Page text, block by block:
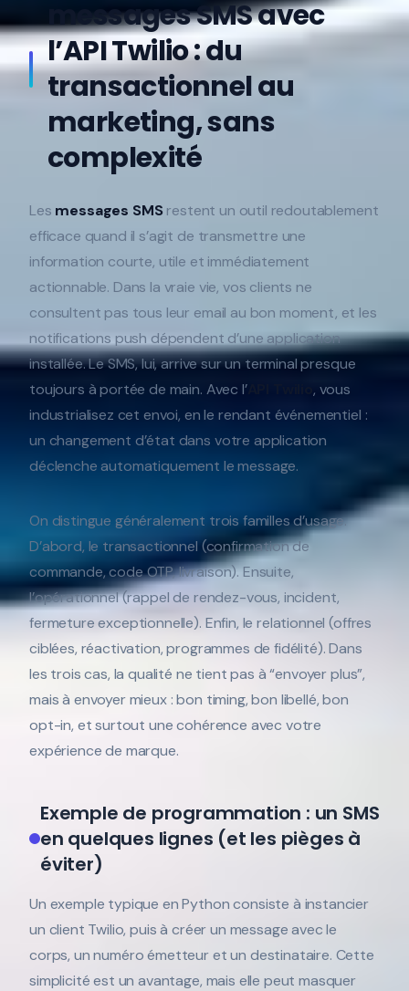
messages SMS avec
l’API Twilio : du
transactionnel au
marketing, sans
complexité
Les messages SMS restent un outil redoutablement
efficace quand il s’agit de transmettre une
information courte, utile et immédiatement
actionnable. Dans la vraie vie, vos clients ne
consultent pas tous leur email au bon moment, et les
notifications push dépendent d’une application
installée. Le SMS, lui, arrive sur un terminal presque
toujours à portée de main. Avec l’API Twilio , vous
industrialisez cet envoi, en le rendant événementiel :
un changement d’état dans votre application
déclenche automatiquement le message.
On distingue généralement trois familles d’usage.
D’abord, le transactionnel (confirmation de
commande, code OTP, livraison). Ensuite,
l’opérationnel (rappel de rendez-vous, incident,
fermeture exceptionnelle). Enfin, le relationnel (offres
ciblées, réactivation, programmes de fidélité). Dans
les trois cas, la qualité ne tient pas à “envoyer plus”,
mais à envoyer mieux : bon timing, bon libellé, bon
opt-in, et surtout une cohérence avec votre
expérience de marque.
Exemple de programmation : un SMS
en quelques lignes (et les pièges à
éviter)
Un exemple typique en Python consiste à instancier
un client Twilio, puis à créer un message avec le
corps, un numéro émetteur et un destinataire. Cette
simplicité est un avantage, mais elle peut masquer